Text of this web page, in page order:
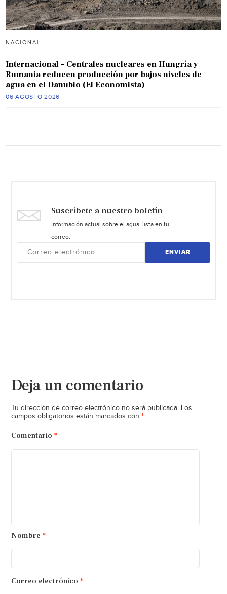
NACIONAL
Internacional – Centrales nucleares en Hungría y
Rumania reducen producción por bajos niveles de
agua en el Danubio (El Economista)
06 AGOSTO 2026
Suscríbete a nuestro boletín
Información actual sobre el agua, lista en tu
correo.
ENVIAR
Deja un comentario
Tu dirección de correo electrónico no será publicada. Los
campos obligatorios están marcados con *
Comentario *
Nombre *
Correo electrónico *